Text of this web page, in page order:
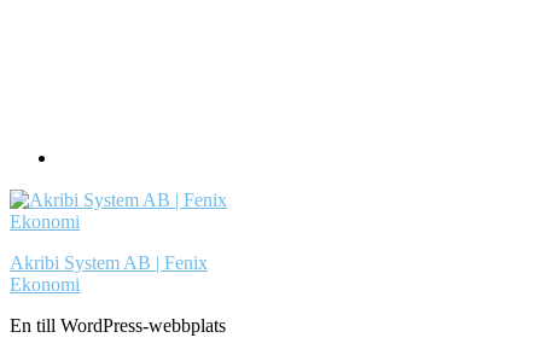
Akribi System AB | Fenix
Ekonomi
En till WordPress-webbplats